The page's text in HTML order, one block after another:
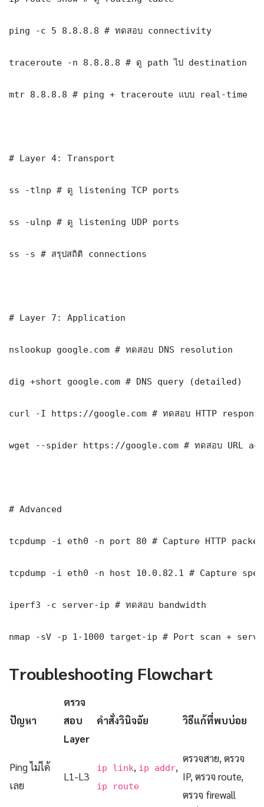
ping -c 5 8.8.8.8 # ทดสอบ connectivity
traceroute -n 8.8.8.8 # ดู path ไป destination
mtr 8.8.8.8 # ping + traceroute แบบ real-time
# Layer 4: Transport
ss -tlnp # ดู listening TCP ports
ss -ulnp # ดู listening UDP ports
ss -s # สรุปสถิติ connections
# Layer 7: Application
nslookup google.com # ทดสอบ DNS resolution
dig +short google.com # DNS query (detailed)
curl -I https://google.com # ทดสอบ HTTP
wget --spider https://google.com # ทดสอบ URL
# Advanced
tcpdump -i eth0 -n port 80 # Capture HTTP
tcpdump -i eth0 -n host 10.0.82.1 # Capture
iperf3 -c server-ip # ทดสอบ bandwidth
nmap -sV -p 1-1000 target-ip # Port scan +
Troubleshooting Flowchart
ปัญหา
ตรวจ
สอบ
Layer
คำสั่งวินิจฉัย วิธีแก้ที่พบบ่อย
Ping ไม่ได้
เลย
L1-L3
ip link, ip addr,
ip route
ตรวจสาย, ตรวจ
IP, ตรวจ route,
ตรวจ firewall